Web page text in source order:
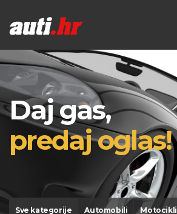
Daj gas,
predaj oglas!
Sve kategorije Automobili Motocikli